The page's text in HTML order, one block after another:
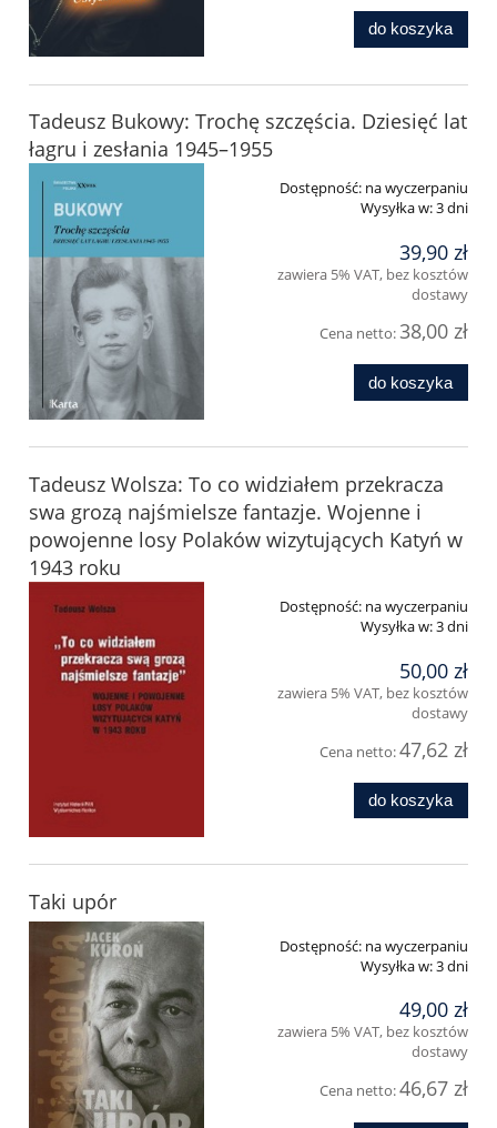
do koszyka
Tadeusz Bukowy: Trochę szczęścia. Dziesięć lat
łagru i zesłania 1945–1955
Dostępność: na wyczerpaniu
Wysyłka w:3 dni
39,90 zł
zawiera 5% VAT, bez kosztów
dostawy
Cena netto:38,00 zł
do koszyka
Tadeusz Wolsza: To co widziałem przekracza
swa grozą najśmielsze fantazje. Wojenne i
powojenne losy Polaków wizytujących Katyń w
1943 roku
Dostępność: na wyczerpaniu
Wysyłka w:3 dni
50,00 zł
zawiera 5% VAT, bez kosztów
dostawy
Cena netto:47,62 zł
do koszyka
Taki upór
Dostępność: na wyczerpaniu
Wysyłka w:3 dni
49,00 zł
zawiera 5% VAT, bez kosztów
dostawy
Cena netto:46,67 zł